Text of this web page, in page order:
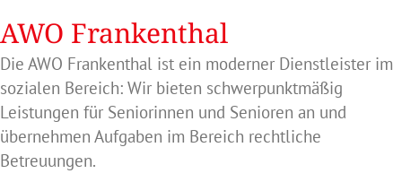
AWO Frankenthal
Die AWO Frankenthal ist ein moderner Dienstleister im
sozialen Bereich: Wir bieten schwerpunktmäßig
Leistungen für Seniorinnen und Senioren an und
übernehmen Aufgaben im Bereich rechtliche
Betreuungen.